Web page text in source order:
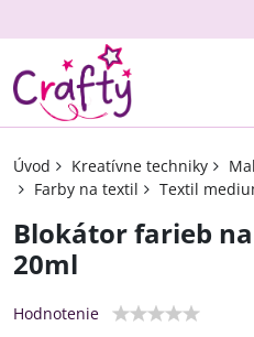
Úvod Kreatívne techniky
Farby na textil
Textil
Blokátor farieb
20ml
Hodnotenie